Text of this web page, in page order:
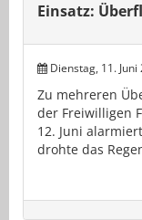
Einsatz:
Dienstag, 11. Juni
Zu mehreren
der Freiwilligen
12. Juni
drohte das